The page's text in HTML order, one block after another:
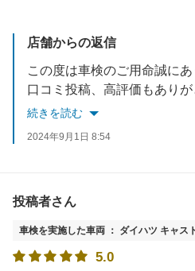
店舗からの返信
この度は車検のご用命誠にあ
口コミ投稿、高評価もありが
次回車検までの間のタイヤエアチェック、日常点検など随時
続きを読む
2024年9月1日 8:54
投稿者さん
車検を実施した車両 ： ダイハツ キャス
5.0